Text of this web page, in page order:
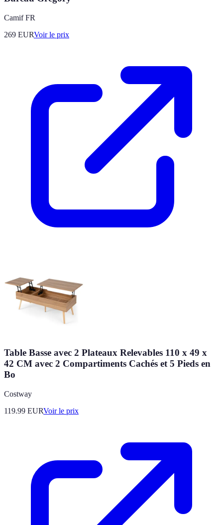
Camif FR
269 EURVoir le prix
Table Basse avec 2 Plateaux Relevables 110 x 49 x
42 CM avec 2 Compartiments Cachés et 5 Pieds en
Bo
Costway
119.99 EURVoir le prix